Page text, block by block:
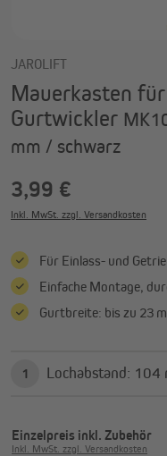
JAROLIFT
Mauerkasten
Gurtwickler
mm / schwarz
3,99 €
Inkl. MwSt. zzgl. Versandkosten
Für Einlass- und
Einfache Montage,
Gurtbreite: bis zu 23
1
Einzelpreis inkl. Zubehör
Inkl. MwSt. zzgl. Versandkosten